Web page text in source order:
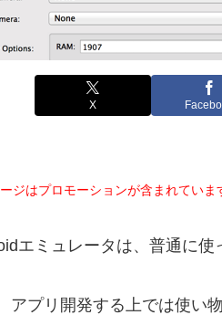
X
ジはプロモーションが含まれていま
エミュレータは、普通に使
アプリ開発する上では使い